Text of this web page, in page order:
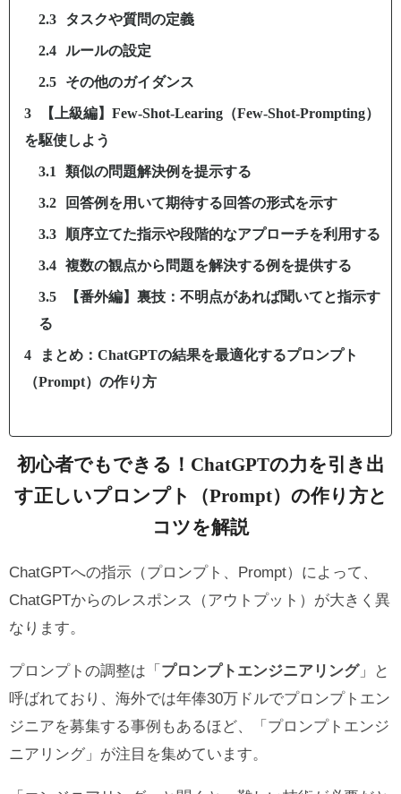
タスクや質問の定義
ルールの設定
その他のガイダンス
【上級編】Few-Shot-Learing（Few-Shot-Prompting）
を駆使しよう
類似の問題解決例を提示する
回答例を用いて期待する回答の形式を示す
順序立てた指示や段階的なアプローチを利用する
複数の観点から問題を解決する例を提供する
【番外編】裏技：不明点があれば聞いてと指示す
る
まとめ：ChatGPTの結果を最適化するプロンプト
（Prompt）の作り方
初心者でもできる！ChatGPTの力を引き出
す正しいプロンプト（Prompt）の作り方と
コツを解説
ChatGPTへの指示（プロンプト、Prompt）によって、
ChatGPTからのレスポンス（アウトプット）が大きく異
なります。
プロンプトの調整は「 プロンプトエンジニアリング」と
呼ばれており、海外では年俸30万ドルでプロンプトエン
ジニアを募集する事例もあるほど、「プロンプトエンジ
ニアリング」が注目を集めています。